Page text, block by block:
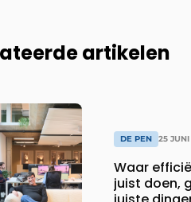
artikelen
DE PEN 25
Waar
juist doen,